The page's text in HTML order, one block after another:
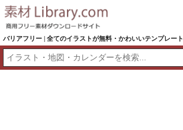
バリアフリー | 全てのイラストが無料・かわいいテンプレート